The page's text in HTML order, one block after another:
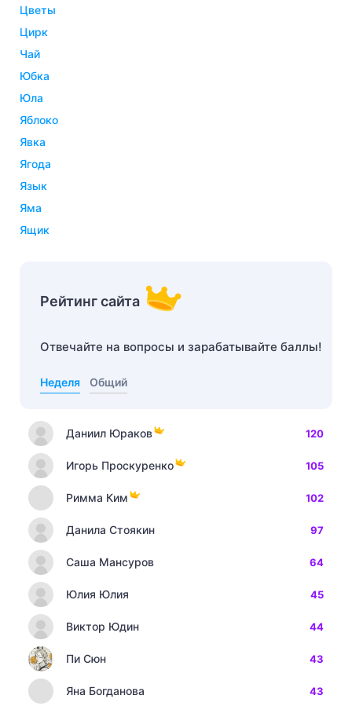
цветы
цирк
чай
юбка
юла
яблоко
явка
ягода
язык
яма
ящик
Рейтинг сайта
Отвечайте на вопросы и зарабатывайте баллы!
Неделя Общий
Даниил Юраков 120
Игорь Проскуренко 105
Римма Ким 102
Данила Стоякин 97
Саша Мансуров 64
Юлия Юлия 45
Виктор Юдин 44
Пи Сюн 43
Яна Богданова 43